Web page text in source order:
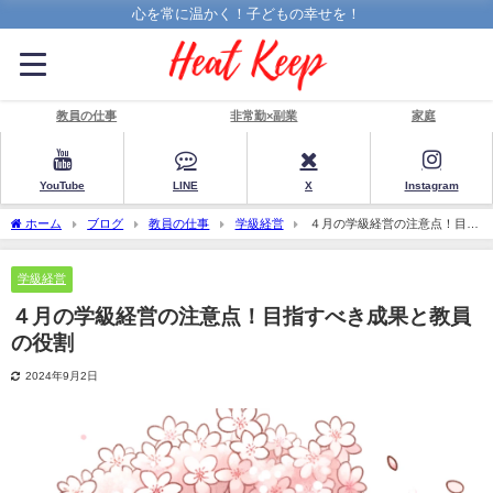
心を常に温かく！子どもの幸せを！
教員の仕事 非常勤×副業 家庭
YouTube LINE X Instagram
ホーム ブログ 教員の仕事 学級経営
４月の学級経営の注意点！目指
すべき成果と教員の役割
学級経営
４月の学級経営の注意点！目指すべき成果と教員
の役割
2024年9月2日